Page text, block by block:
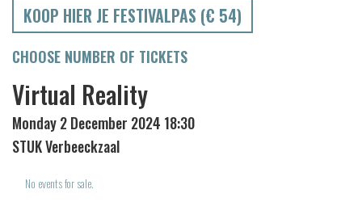
KOOP HIER JE FESTIVALPAS (€ 54)
CHOOSE NUMBER OF TICKETS
Virtual Reality
Monday 2 December 2024 18:30
STUK Verbeeckzaal
No events for sale.